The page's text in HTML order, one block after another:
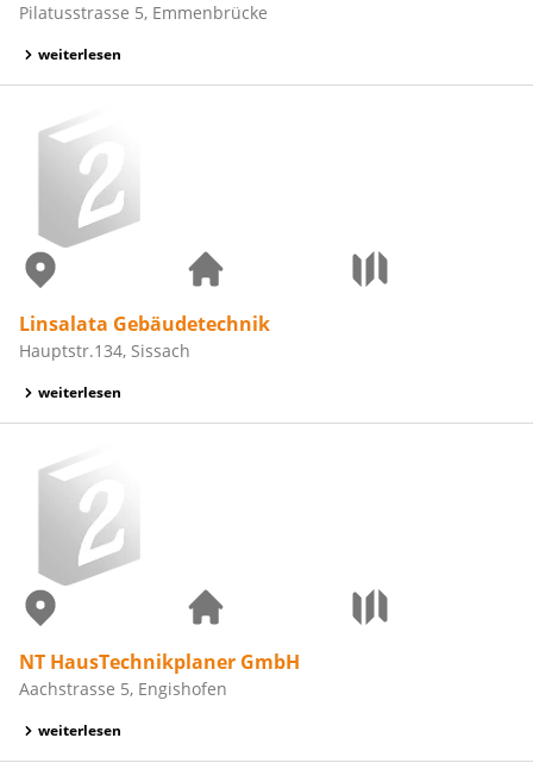
Pilatusstrasse 5, Emmenbrücke
weiterlesen
Linsalata Gebäudetechnik
Hauptstr.134, Sissach
weiterlesen
NT HausTechnikplaner GmbH
Aachstrasse 5, Engishofen
weiterlesen